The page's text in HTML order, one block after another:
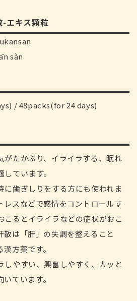
-エキス顆粒
sàn
/ 48packs(for 24 days)
がたかぶり、イライラする、眠れ
ています。
に歯ぎしりをする方にも使われま
レスなどで感情をコントロールす
こるとイライラなどの症状がおこ
散は「肝」の失調を整えること
方薬です。
しやすい、興奮しやすく、カッと
ています。